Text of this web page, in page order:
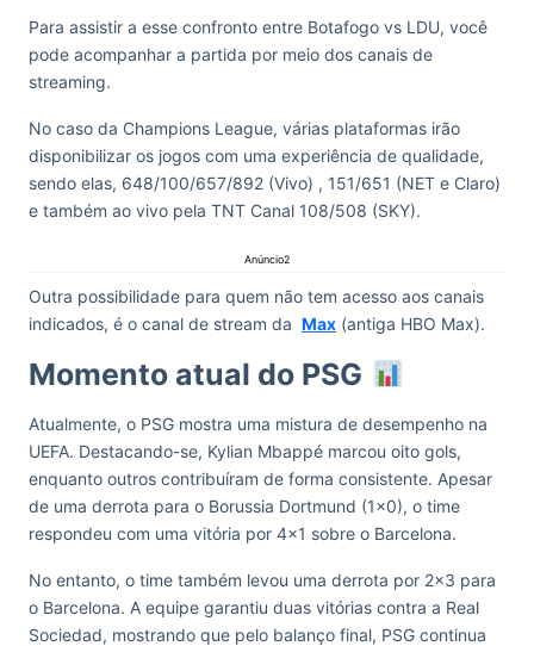
Para assistir a esse confronto entre Botafogo vs LDU, você
pode acompanhar a partida por meio dos canais de
streaming.
No caso da Champions League, várias plataformas irão
disponibilizar os jogos com uma experiência de qualidade,
sendo elas, 648/100/657/892 (Vivo) , 151/651 (NET e Claro)
e também ao vivo pela TNT Canal 108/508 (SKY).
Anúncio2
Outra possibilidade para quem não tem acesso aos canais
indicados, é o canal de stream da Max (antiga HBO Max).
Momento atual do PSG
Atualmente, o PSG mostra uma mistura de desempenho na
UEFA. Destacando-se, Kylian Mbappé marcou oito gols,
enquanto outros contribuíram de forma consistente. Apesar
de uma derrota para o Borussia Dortmund (1×0), o time
respondeu com uma vitória por 4×1 sobre o Barcelona.
No entanto, o time também levou uma derrota por 2×3 para
o Barcelona. A equipe garantiu duas vitórias contra a Real
Sociedad, mostrando que pelo balanço final, PSG continua